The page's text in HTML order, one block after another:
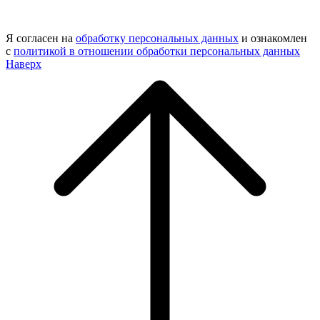
Я согласен на обработку персональных данных и ознакомлен
с политикой в отношении обработки персональных данных
Наверх